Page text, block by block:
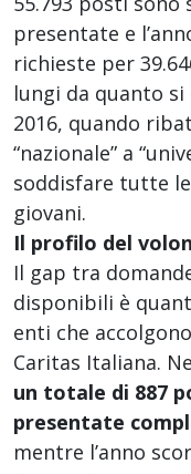
presentate e
richieste per
lungi da quanto
2016, quando
“nazionale” a
soddisfare tutte
giovani.
Il profilo del
Il gap tra
disponibili è
enti che
Caritas Italiana.
un totale di 887
presentate
mentre l’anno